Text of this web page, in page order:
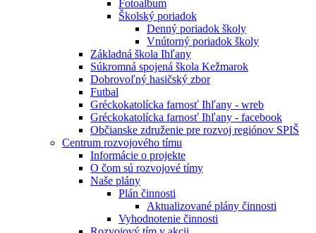
Fotoalbum
Školský poriadok
Denný poriadok školy
Vnútorný poriadok školy
Základná škola Ihľany
Súkromná spojená škola Kežmarok
Dobrovoľný hasičský zbor
Futbal
Gréckokatolícka farnosť Ihľany - wreb
Gréckokatolícka farnosť Ihľany - facebook
Občianske združenie pre rozvoj regiónov SPIŠ
Centrum rozvojového tímu
Informácie o projekte
O čom sú rozvojové tímy
Naše plány
Plán činnosti
Aktualizované plány činnosti
Vyhodnotenie činnosti